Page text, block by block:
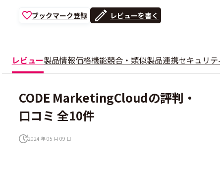
ブックマーク登録 レビューを書く
レビュー製品情報価格機能競合・類似製品連携セキュリテ
CODE MarketingCloudの評判・
口コミ 全10件
2024 年 05 月 09 日